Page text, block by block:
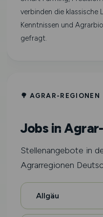
verbinden die klassische
Kenntnissen und
gefragt.
🌳 AGRAR-REGIONEN
Jobs in
Stellenangebote in
Agrarregionen
Allgäu